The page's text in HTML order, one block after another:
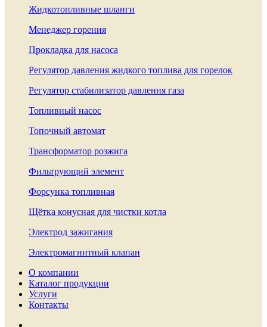
Жидкотопливные шланги
Менеджер горения
Прокладка для насоса
Регулятор давления жидкого топлива для горелок
Регулятор стабилизатор давления газа
Топливный насос
Топочный автомат
Трансформатор розжига
Фильтрующий элемент
Форсунка топливная
Щётка конусная для чистки котла
Электрод зажигания
Электромагнитный клапан
О компании
Каталог продукции
Услуги
Контакты